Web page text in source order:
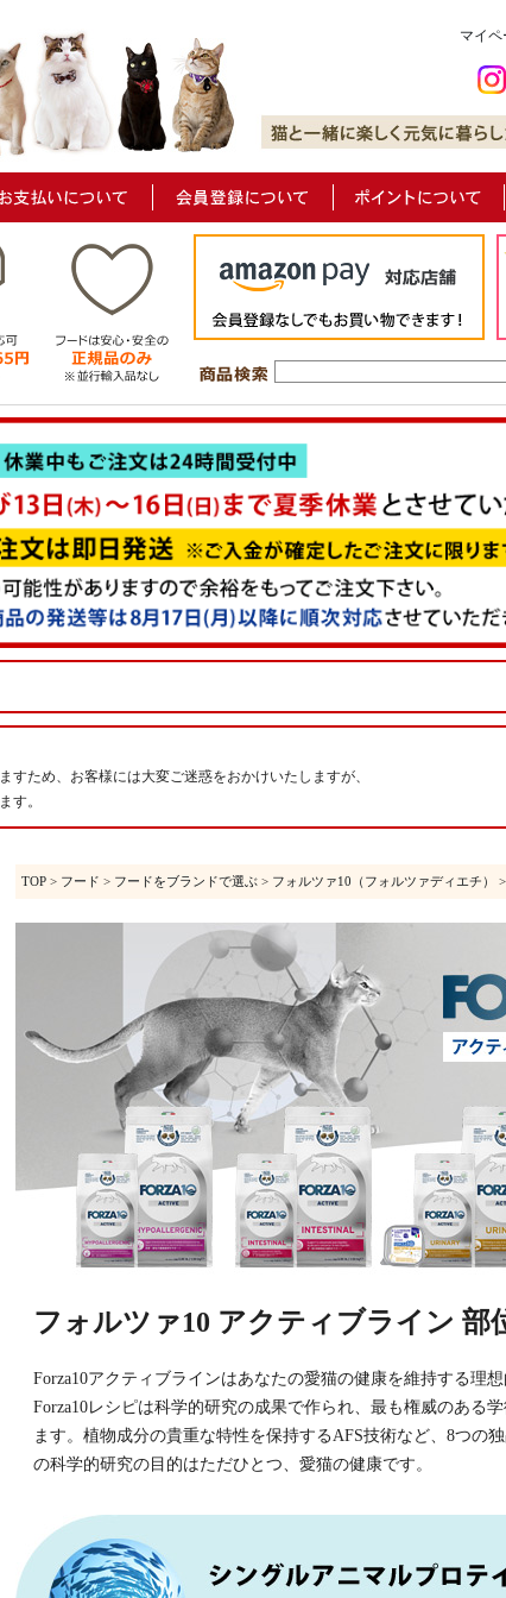
マイペ
ため、お客様には大変ご迷惑をおかけいたしますが、
す。
TOP > フード > フードをブランドで選ぶ > フォルツァ10（フォルツァディエチ）
フォルツァ10 アクティブライン 部
Forza10アクティブラインはあなたの愛猫の健康を維持する理想
Forza10レシピは科学的研究の成果で作られ、最も権威のある
ます。植物成分の貴重な特性を保持するAFS技術など、8つの
の科学的研究の目的はただひとつ、愛猫の健康です。